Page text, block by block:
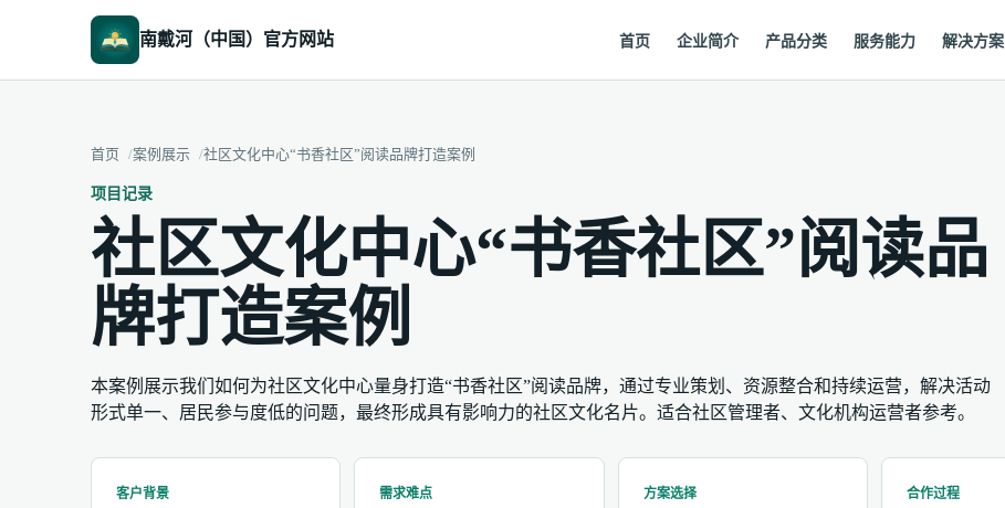
南戴河（中国）官方网站 首页 企业简介 产品分类 服务能力 解决方案
首页 案例展示 社区文化中心“书香社区”阅读品牌打造案例
项目记录
社区文化中心“书香社区”阅读品
牌打造案例
本案例展示我们如何为社区文化中心量身打造“书香社区”阅读品牌，通过专业策划、资源整合和持续运营，解决活动
形式单一、居民参与度低的问题，最终形成具有影响力的社区文化名片。适合社区管理者、文化机构运营者参考。
客户背景 需求难点 方案选择 合作过程